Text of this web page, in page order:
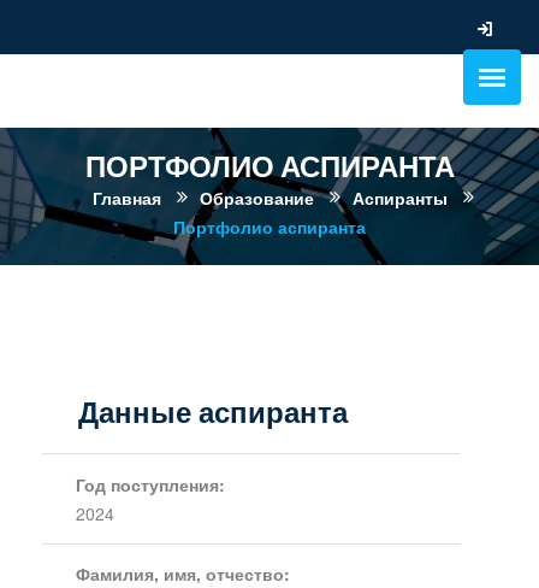
ПОРТФОЛИО АСПИРАНТА
Главная Образование
Аспиранты
Портфолио аспиранта
Данные аспиранта
Год поступления:
2024
Фамилия, имя, отчество: